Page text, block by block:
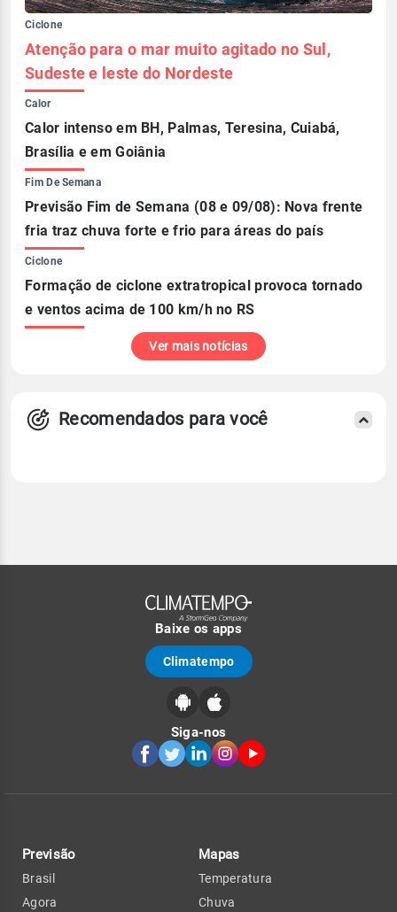
Ciclone
Atenção para o mar muito agitado no Sul,
Sudeste e leste do Nordeste
Calor
Calor intenso em BH, Palmas, Teresina, Cuiabá,
Brasília e em Goiânia
Fim De Semana
Previsão Fim de Semana (08 e 09/08): Nova frente
fria traz chuva forte e frio para áreas do país
Ciclone
Formação de ciclone extratropical provoca tornado
e ventos acima de 100 km/h no RS
Ver mais notícias
Recomendados para você
Baixe os apps
Climatempo
Siga-nos
Previsão
Brasil
Agora
Mapas
Temperatura
Chuva